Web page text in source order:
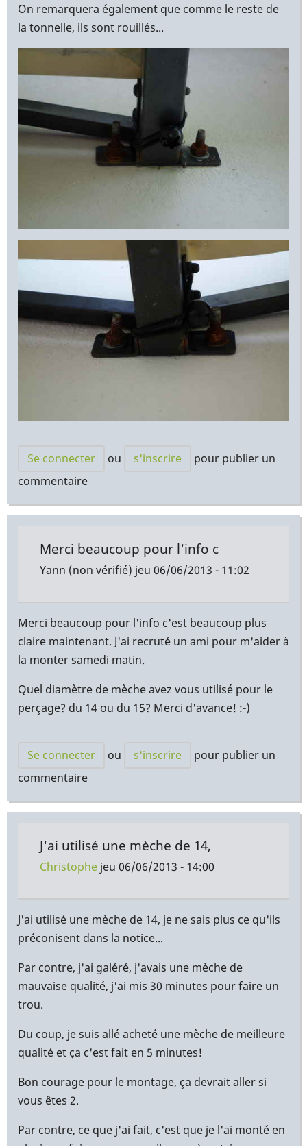
Yann,
par
Christophe
On remarquera également que comme le reste de
la tonnelle, ils sont rouillés...
Se connecter ou s'inscrire
pour publier un
commentaire
Merci beaucoup pour l'info c
Yann (non vérifié) jeu 06/06/2013 - 11:02
Merci beaucoup pour l'info c'est beaucoup plus
claire maintenant. J'ai recruté un ami pour m'aider à
la monter samedi matin.
Quel diamètre de mèche avez vous utilisé pour le
perçage? du 14 ou du 15? Merci d'avance! :-)
Se connecter ou s'inscrire
pour publier un
commentaire
J'ai utilisé une mèche de 14,
Christophe jeu 06/06/2013 - 14:00
réponse
à
beaucoup
pour
l'info
par
(non
vérifié)
J'ai utilisé une mèche de 14, je ne sais plus ce qu'ils
préconisent dans la notice...
Par contre, j'ai galéré, j'avais une mèche de
mauvaise qualité, j'ai mis 30 minutes pour faire un
trou.
Du coup, je suis allé acheté une mèche de meilleure
qualité et ça c'est fait en 5 minutes!
Bon courage pour le montage, ça devrait aller si
vous êtes 2.
Par contre, ce que j'ai fait, c'est que je l'ai monté en